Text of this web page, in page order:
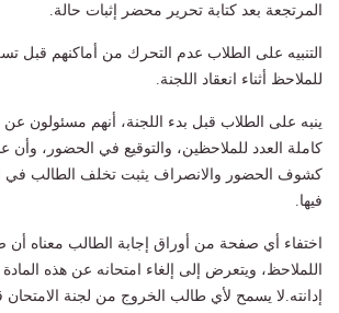
المرتجعة بعد كتابة تحرير محضر إثبات حالة.
التنبيه على الطلاب عدم التحرك من أماكنهم قبل
للملاحظ أثناء انعقاد اللجنة.
ينبه على الطلاب قبل بدء اللجنة، أنهم مسئولون عن
كاملة العدد للملاحظين، والتوقيع في الحضور، وأن
كشوف الحضور والانصراف يثبت تخلف الطالب في
فيها.
اختفاء أي صفحة من أوراق إجابة الطالب معناه أن
اللملاحظ، ويتعرض إلى إلغاء امتحانه عن هذه
إدانته.لا يسمح لأي طالب الخروج من لجنة